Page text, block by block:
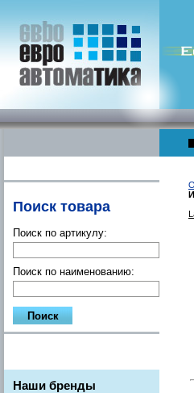
Поиск товара
Поиск по артикулу:
Поиск по наименованию:
Наши бренды